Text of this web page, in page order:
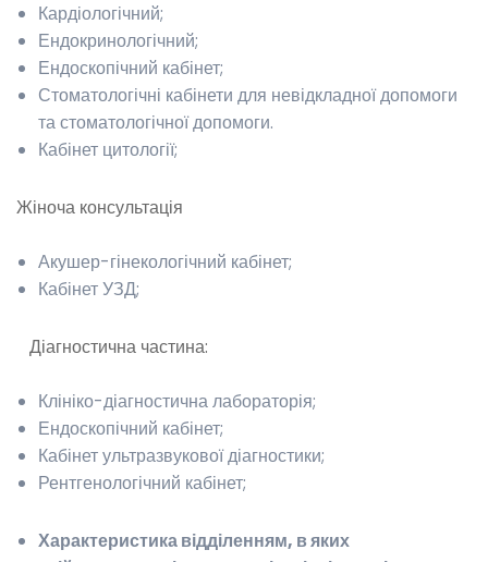
Кардіологічний;
Ендокринологічний;
Ендоскопічний кабінет;
Стоматологічні кабінети для невідкладної допомоги
та стоматологічної допомоги.
Кабінет цитології;
Жіноча консультація
Акушер-гінекологічний кабінет;
Кабінет УЗД;
Діагностична частина:
Клініко-діагностична лабораторія;
Ендоскопічний кабінет;
Кабінет ультразвукової діагностики;
Рентгенологічний кабінет;
Характеристика відділенням, в яких